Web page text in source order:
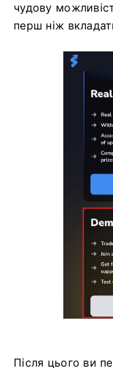
чудову
перш ніж
Після цього ви